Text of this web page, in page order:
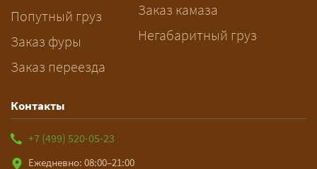
Попутный груз
Заказ фуры
Заказ переезда
Заказ камаза
Негабаритный груз
Контакты
+7 (499) 520-05-23
Ежедневно: 08:00–21:00